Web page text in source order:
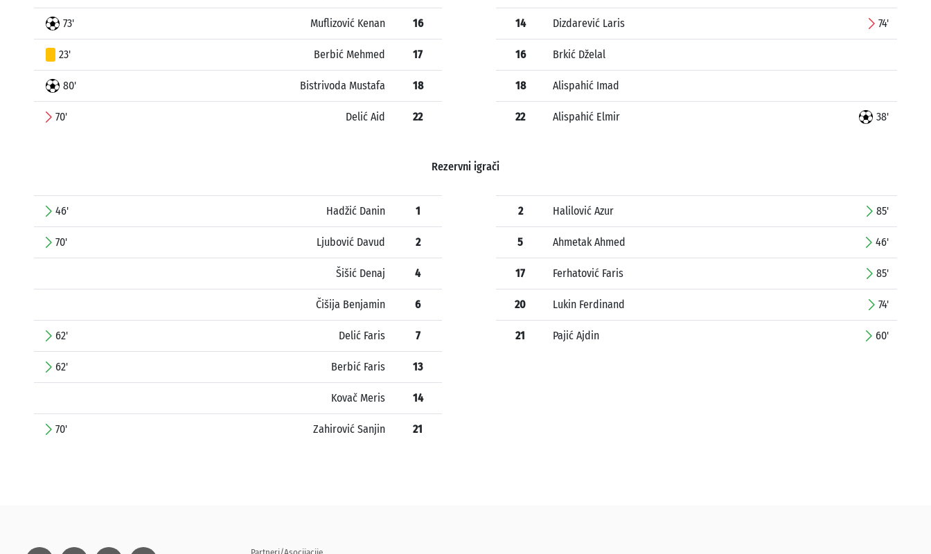
73' Muflizović Kenan 16
23' Berbić Mehmed 17
80' Bistrivoda Mustafa 18
70' Delić Aid 22
14 Dizdarević Laris 74'
16 Brkić Dželal
18 Alispahić Imad
22 Alispahić Elmir 38'
Rezervni igrači
46' Hadžić Danin 1
70' Ljubović Davud 2
Šišić Denaj 4
Čišija Benjamin 6
62' Delić Faris 7
62' Berbić Faris 13
Kovač Meris 14
70' Zahirović Sanjin 21
2 Halilović Azur 85'
5 Ahmetak Ahmed 46'
17 Ferhatović Faris 85'
20 Lukin Ferdinand 74'
21 Pajić Ajdin 60'